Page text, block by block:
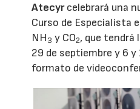
Atecyrcelebrará una
Curso de Especialista
NH3 y CO2, que tendrá
29 de septiembre y 6 y
formato de